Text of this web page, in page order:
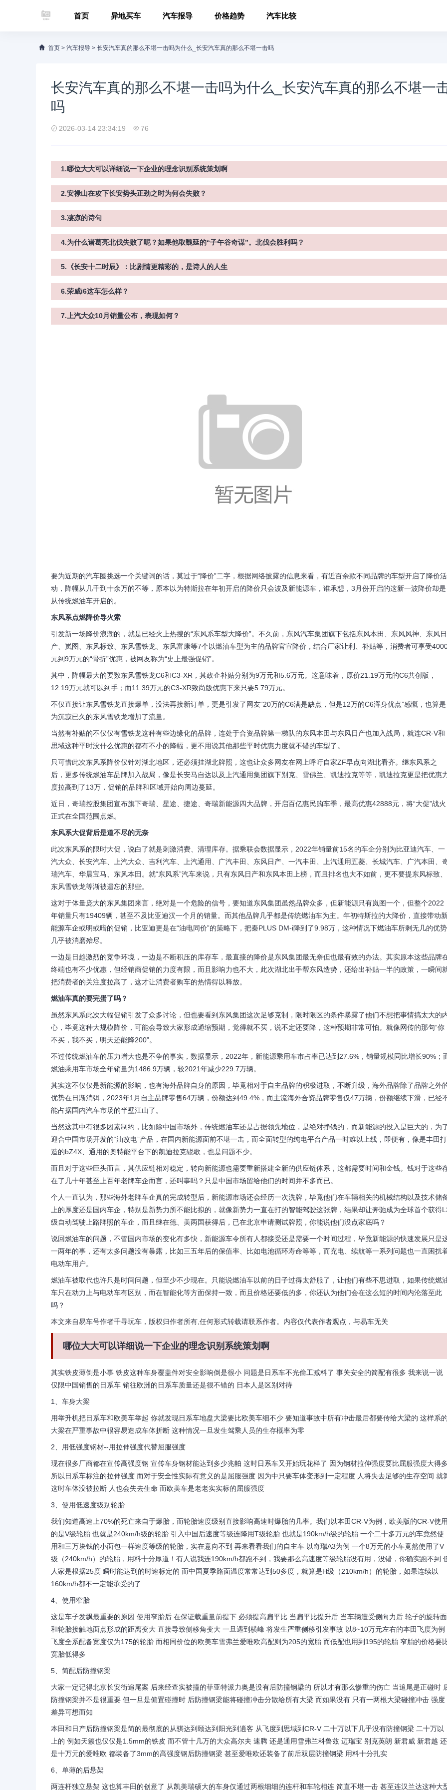
首页 异地买车 汽车报导 价格趋势 汽车比较
首页 > 汽车报导 > 长安汽车真的那么不堪一击吗为什么_长安汽车真的那么不堪一击吗
长安汽车真的那么不堪一击吗为什么_长安汽车真的那么不堪一
吗
2026-03-14 23:34:19 76
1.哪位大大可以详细说一下企业的理念识别系统策划啊
2.安禄山在攻下长安势头正劲之时为何会失败？
3.凄凉的诗句
4.为什么诸葛亮北伐失败了呢？如果他取魏延的“子午谷奇谋”。北伐会胜利吗？
5.《长安十二时辰》：比剧情更精彩的，是诗人的人生
6.荣威i6这车怎么样？
7.上汽大众10月销量公布，表现如何？
要为近期的汽车圈挑选一个关键词的话，莫过于“降价”二字，根据网络披露的信息来看，有近百余款不同品牌的车型开启了降价活
动，降幅从几千到十余万的不等，原本以为特斯拉在年初开启的降价只会波及新能源车，谁承想，3月份开启的这新一波降价却是
从传统燃油车开启的。
东风系点燃降价导火索
引发新一场降价浪潮的，就是已经火上热搜的“东风系车型大降价”。不久前，东风汽车集团旗下包括东风本田、东风风神、东风日
产、岚图、东风标致、东风雪铁龙、东风富康等7个以燃油车型为主的品牌官宣降价，结合厂家让利、补贴等，消费者可享受
元到9万元的“骨折”优惠，被网友称为“史上最强促销”。
其中，降幅最大的要数东风雪铁龙C6和C3-XR，其政企补贴分别为9万元和5.6万元。这意味着，原价21.19万元的C6共创版，
12.19万元就可以到手；而11.39万元的C3-XR致尚版优惠下来只要5.79万元。
不仅直接让东风雪铁龙直接爆单，没法再接新订单，更是引发了网友“20万的C6满是缺点，但是12万的C6浑身优点”感慨，也算是
为沉寂已久的东风雪铁龙增加了流量。
当然有补贴的不仅仅有雪铁龙这种有些边缘化的品牌，连处于合资品牌第一梯队的东风本田与东风日产也加入战局，就连CR-V和
思域这种平时没什么优惠的都有不小的降幅，更不用说其他那些平时优惠力度就不错的车型了。
只可惜此次东风系降价仅针对湖北地区，还必须挂湖北牌照，这也让众多网友在网上呼吁自家ZF早点向湖北看齐。继东风系之
后，更多传统燃油车品牌加入战局，像是长安马自达以及上汽通用集团旗下别克、雪佛兰、凯迪拉克等等，凯迪拉克更是把优惠
度拉高到了13万，促销的品牌和区域开始向周边蔓延。
近日，奇瑞控股集团宣布旗下奇瑞、星途、捷途、奇瑞新能源四大品牌，开启百亿惠民购车季，最高优惠42888元，将“大促”战火
正式在全国范围点燃。
东风系大促背后是道不尽的无奈
此次东风系的限时大促，说白了就是刺激消费、清理库存。据乘联会数据显示，2022年销量前15名的车企分别为比亚迪汽车、一
汽大众、长安汽车、上汽大众、吉利汽车、上汽通用、广汽丰田、东风日产、一汽丰田、上汽通用五菱、长城汽车、广汽本田、
瑞汽车、华晨宝马、东风本田。就“东风系”汽车来说，只有东风日产和东风本田上榜，而且排名也大不如前，更不要提东风标致、
东风雪铁龙等渐被遗忘的那些。
这对于体量庞大的东风集团来言，绝对是一个危险的信号，要知道东风集团虽然品牌众多，但新能源只有岚图一个，但整个2022
年销量只有19409辆，甚至不及比亚迪汉一个月的销量。而其他品牌几乎都是传统燃油车为主。年初特斯拉的大降价，直接带动
能源车企或明或暗的促销，比亚迪更是在“油电同价”的策略下，把秦PLUS DM-i降到了9.98万，这种情况下燃油车所剩无几的优势
几乎被消磨殆尽。
一边是日趋激烈的竞争环境，一边是不断积压的库存车，最直接的降价是东风集团最无奈但也最有效的办法。其实原本这些品牌
终端也有不少优惠，但经销商促销的力度有限，而且影响力也不大，此次湖北出手帮东风造势，还给出补贴一半的政策，一瞬间
把消费者的关注度拉高了，这才让消费者购车的热情得以释放。
燃油车真的要完蛋了吗？
虽然东风系此次大幅促销引发了众多讨论，但也要看到东风集团这次足够克制，限时限区的条件暴露了他们不想把事情搞太大的
心，毕竟这种大规模降价，可能会导致大家形成通缩预期，觉得就不买，说不定还要降，这种预期非常可怕。就像网传的那句“你
不买，我不买，明天还能降200”。
不过传统燃油车的压力增大也是不争的事实，数据显示，2022年，新能源乘用车市占率已达到27.6%，销量规模同比增长90%；
燃油乘用车市场全年销量为1486.9万辆，较2021年减少229.7万辆。
其实这不仅仅是新能源的影响，也有海外品牌自身的原因，毕竟相对于自主品牌的积极进取，不断升级，海外品牌除了品牌之外
优势在日渐消弭，2023年1月自主品牌零售64万辆，份额达到49.4%，而主流海外合资品牌零售仅47万辆，份额继续下滑，已经
能占据国内汽车市场的半壁江山了。
当然这其中有很多因素制约，比如除中国市场外，传统燃油车还是占据领先地位，是绝对挣钱的，而新能源的投入是巨大的，为
迎合中国市场开发的“油改电”产品，在国内新能源面前不堪一击，而全面转型的纯电平台产品一时难以上线，即便有，像是丰田打
造的bZ4X、通用的奥特能平台下的凯迪拉克锐歌，也是问题不少。
而且对于这些巨头而言，其供应链相对稳定，转向新能源也需要重新搭建全新的供应链体系，这都需要时间和金钱。钱对于这些
在了几十年甚至上百年老牌车企而言，还叫事吗？只是中国市场留给他们的时间并不多而已。
个人一直认为，那些海外老牌车企真的完成转型后，新能源市场还会经历一次洗牌，毕竟他们在车辆相关的机械结构以及技术储
上的厚度还是国内车企，特别是新势力所不能比拟的，就像新势力一直在打的智能驾驶这张牌，结果却让奔驰成为全球首个获得
级自动驾驶上路牌照的车企，而且继在德、美两国获得后，已在北京申请测试牌照，你能说他们没点家底吗？
说回燃油车的问题，不管国内市场的变化有多快，新能源车令所有人都接受还是需要一个时间过程，毕竟新能源的快速发展只是
一两年的事，还有太多问题没有暴露，比如三五年后的保值率、比如电池循环寿命等等，而充电、续航等一系列问题也一直困扰
电动车用户。
燃油车被取代也许只是时间问题，但至少不少现在。只能说燃油车以前的日子过得太舒服了，让他们有些不思进取，如果传统燃
车只在动力上与电动车有区别，而在智能化等方面保持一致，而且价格还要低的多，你还认为他们会在这么短的时间内沦落至此
吗？
本文来自易车号作者千寻玩车，版权归作者所有,任何形式转载请联系作者。内容仅代表作者观点，与易车无关
哪位大大可以详细说一下企业的理念识别系统策划啊
其实铁皮薄倒是小事 铁皮这种车身覆盖件对安全影响倒是很小 问题是日系车不光偷工减料了 事关安全的简配有很多 我来说一说
仅限中国销售的日系车 销往欧洲的日系车质量还是很不错的 日本人是区别对待
1、车身大梁
用举升机把日系车和欧美车举起 你就发现日系车地盘大梁要比欧美车细不少 要知道事故中所有冲击最后都要传给大梁的 这样系的
大梁在严重事故中很容易造成车体折断 这种情况一旦发生驾乘人员的生存概率为零
2、用低强度钢材--用拉伸强度代替屈服强度
现在很多厂商都在宣传高强度钢 宣传车身钢材能达到多少兆帕 这时日系车又开始玩花样了 因为钢材拉伸强度要比屈服强度大得多
所以日系车标注的拉伸强度 而对于安全性实际有意义的是屈服强度 因为中只要车体变形到一定程度 人将失去足够的生存空间 就
这时车体没被拉断 人也会失去生命 而欧美车是老老实实标的屈服强度
3、使用低速度级别轮胎
我们知道高速上70%的死亡来自于爆胎，而轮胎速度级别直接影响高速时爆胎的几率。我们以本田CR-V为例，欧美版的CR-V使用
的是V级轮胎 也就是240km/h级的轮胎 引入中国后速度等级连降用T级轮胎 也就是190km/h级的轮胎 一个二十多万元的车竟然使
用和三万块钱的小面包一样速度等级的轮胎，实在意向不到 再来看看我们的自主车 以奇瑞A3为例 一个8万元的小车竟然使用了V
级（240km/h）的轮胎，用料十分厚道！有人说我连190km/h都跑不到，我要那么高速度等级轮胎没有用，没错，你确实跑不到
人家是根据25度 瞬时能达到的时速标定的 而中国夏季路面温度常常达到50多度，就算是H级（210km/h）的轮胎，如果连续以
160km/h都不一定能承受的了
4、使用窄胎
这是车子发飘最重要的原因 使用窄胎后 在保证载重量前提下 必须提高扁平比 当扁平比提升后 当车辆遭受侧向力后 轮子的旋转面
和轮胎接触地面点形成的距离变大 直接导致侧移角变大 一旦遇到横峰 将发生严重侧移引发事故 以8~10万元左右的本田飞度为例
飞度全系配备宽度仅为175的轮胎 而相同价位的欧美车雪弗兰爱唯欧高配则为205的宽胎 而低配也用到195的轮胎 窄胎的价格要
宽胎低得多
5、简配后防撞钢梁
大家一定记得北京长安街追尾案 后来经查实被撞的菲亚特派力奥是没有后防撞钢梁的 所以才有那么惨重的伤亡 当追尾是正碰时
防撞钢梁并不是很重要 但一旦是偏置碰撞时 后防撞钢梁能将碰撞冲击分散给所有大梁 而如果没有 只有一两根大梁碰撞冲击 强度
差异可想而知
本田和日产后防撞钢梁是简的最彻底的从骐达到颐达到阳光到逍客 从飞度到思域到CR-V 二十万以下几乎没有防撞钢梁 二十万以
上的 例如天籁也仅仅是1.5mm的铁皮 而不管十几万的大众高尔夫 速腾 还是通用雪弗兰科鲁兹 迈瑞宝 别克英朗 新君威 新君越 还
是十万元的爱唯欧 都装备了3mm的高强度钢后防撞钢梁 甚至爱唯欧还装备了前后双层防撞钢梁 用料十分扎实
6、单薄的后悬架
两连杆独立悬架 这也算丰田的创意了 从凯美瑞硕大的车身仅通过两根细细的连杆和车轮相连 简直不堪一击 甚至连汉兰达这种大